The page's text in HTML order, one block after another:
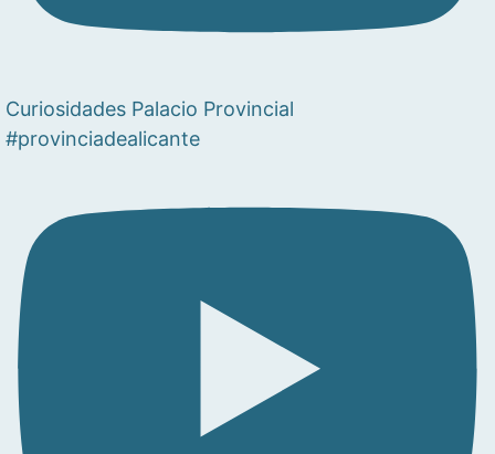
Curiosidades Palacio Provincial
#provinciadealicante